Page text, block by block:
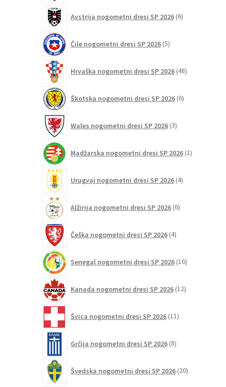
Avstrija nogometni dresi SP 2026 6izdelkov
Čile nogometni dresi SP 2026 5izdelkov
Hrvaška nogometni dresi SP 2026 48izdelkov
Škotska nogometni dresi SP 2026 6izdelkov
Wales nogometni dresi SP 2026 3izdelki
Madžarska nogometni dresi SP 2026 1izdelek
Urugvaj nogometni dresi SP 2026 4izdelki
Alžirija nogometni dresi SP 2026 6izdelkov
Češka nogometni dresi SP 2026 4izdelki
Senegal nogometni dresi SP 2026 16izdelkov
Kanada nogometni dresi SP 2026 12izdelkov
Švica nogometni dresi SP 2026 11izdelkov
Grčija nogometni dresi SP 2026 8izdelkov
Švedska nogometni dresi SP 2026 20izdelkov